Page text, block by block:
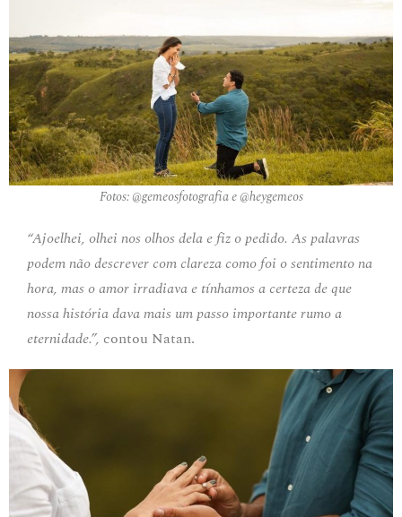
Fotos: @gemeosfotografia e @heygemeos
“Ajoelhei, olhei nos olhos dela e fiz o pedido. As palavras
podem não descrever com clareza como foi o sentimento na
hora, mas o amor irradiava e tínhamos a certeza de que
nossa história dava mais um passo importante rumo a
eternidade.”, contou Natan.